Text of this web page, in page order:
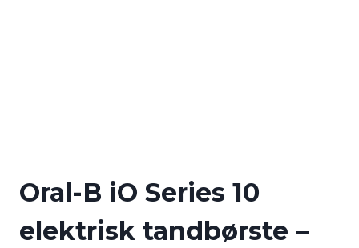
Oral-B iO Series 10
elektrisk tandbørste –